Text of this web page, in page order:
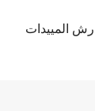
رش المييدات